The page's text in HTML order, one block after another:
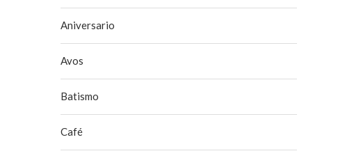
Aniversario
Avos
Batismo
Café